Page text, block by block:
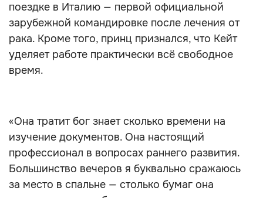
поездке в Италию — первой официальной
зарубежной командировке после лечения от
рака. Кроме того, принц признался, что Кейт
уделяет работе практически всё свободное
время.
«Она тратит бог знает сколько времени на
изучение документов. Она настоящий
профессионал в вопросах раннего развития.
Большинство вечеров я буквально сражаюсь
за место в спальне — столько бумаг она